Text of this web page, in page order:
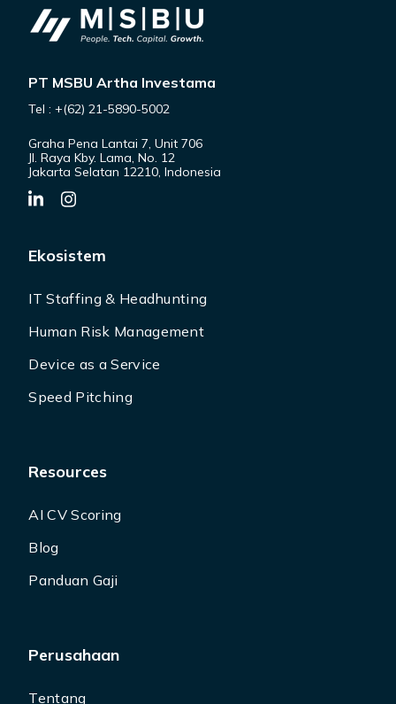
PT MSBU Artha Investama
Tel : +(62) 21-5890-5002
Graha Pena Lantai 7, Unit 706
Jl. Raya Kby. Lama, No. 12
Jakarta Selatan 12210, Indonesia
Ekosistem
IT Staffing & Headhunting
Human Risk Management
Device as a Service
Speed Pitching
Resources
AI CV Scoring
Blog
Panduan Gaji
Perusahaan
Tentang